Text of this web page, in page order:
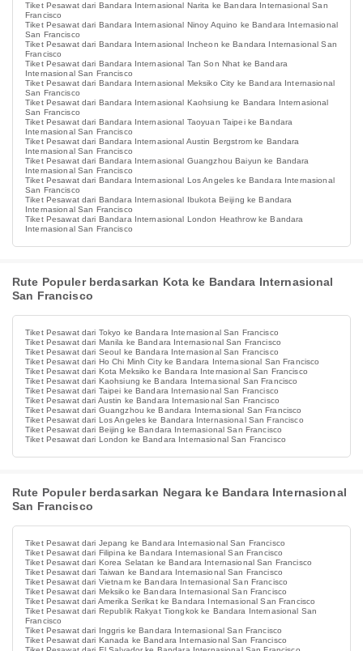
Tiket Pesawat dari Bandara Internasional Narita ke Bandara Internasional San
Francisco
Tiket Pesawat dari Bandara Internasional Ninoy Aquino ke Bandara Internasional
San Francisco
Tiket Pesawat dari Bandara Internasional Incheon ke Bandara Internasional San
Francisco
Tiket Pesawat dari Bandara Internasional Tan Son Nhat ke Bandara
Internasional San Francisco
Tiket Pesawat dari Bandara Internasional Meksiko City ke Bandara Internasional
San Francisco
Tiket Pesawat dari Bandara Internasional Kaohsiung ke Bandara Internasional
San Francisco
Tiket Pesawat dari Bandara Internasional Taoyuan Taipei ke Bandara
Internasional San Francisco
Tiket Pesawat dari Bandara Internasional Austin Bergstrom ke Bandara
Internasional San Francisco
Tiket Pesawat dari Bandara Internasional Guangzhou Baiyun ke Bandara
Internasional San Francisco
Tiket Pesawat dari Bandara Internasional Los Angeles ke Bandara Internasional
San Francisco
Tiket Pesawat dari Bandara Internasional Ibukota Beijing ke Bandara
Internasional San Francisco
Tiket Pesawat dari Bandara Internasional London Heathrow ke Bandara
Internasional San Francisco
Rute Populer berdasarkan Kota ke Bandara Internasional
San Francisco
Tiket Pesawat dari Tokyo ke Bandara Internasional San Francisco
Tiket Pesawat dari Manila ke Bandara Internasional San Francisco
Tiket Pesawat dari Seoul ke Bandara Internasional San Francisco
Tiket Pesawat dari Ho Chi Minh City ke Bandara Internasional San Francisco
Tiket Pesawat dari Kota Meksiko ke Bandara Internasional San Francisco
Tiket Pesawat dari Kaohsiung ke Bandara Internasional San Francisco
Tiket Pesawat dari Taipei ke Bandara Internasional San Francisco
Tiket Pesawat dari Austin ke Bandara Internasional San Francisco
Tiket Pesawat dari Guangzhou ke Bandara Internasional San Francisco
Tiket Pesawat dari Los Angeles ke Bandara Internasional San Francisco
Tiket Pesawat dari Beijing ke Bandara Internasional San Francisco
Tiket Pesawat dari London ke Bandara Internasional San Francisco
Rute Populer berdasarkan Negara ke Bandara Internasional
San Francisco
Tiket Pesawat dari Jepang ke Bandara Internasional San Francisco
Tiket Pesawat dari Filipina ke Bandara Internasional San Francisco
Tiket Pesawat dari Korea Selatan ke Bandara Internasional San Francisco
Tiket Pesawat dari Taiwan ke Bandara Internasional San Francisco
Tiket Pesawat dari Vietnam ke Bandara Internasional San Francisco
Tiket Pesawat dari Meksiko ke Bandara Internasional San Francisco
Tiket Pesawat dari Amerika Serikat ke Bandara Internasional San Francisco
Tiket Pesawat dari Republik Rakyat Tiongkok ke Bandara Internasional San
Francisco
Tiket Pesawat dari Inggris ke Bandara Internasional San Francisco
Tiket Pesawat dari Kanada ke Bandara Internasional San Francisco